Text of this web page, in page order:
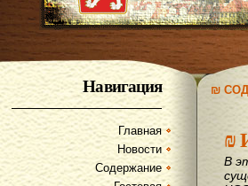
Навигация
Главная
Новости
Содержание
₪
₪
В